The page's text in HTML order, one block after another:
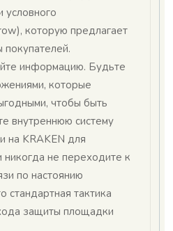
условного
которую предлагает
информацию. Будьте
которые
чтобы быть
внутреннюю систему
на KRAKEN для
никогда не переходите к
по настоянию
стандартная тактика
защиты площадки